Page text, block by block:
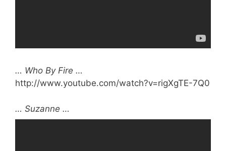
… Who By Fire …
http://www.youtube.com/watch?v=rigXgTE-7Q0
… Suzanne …